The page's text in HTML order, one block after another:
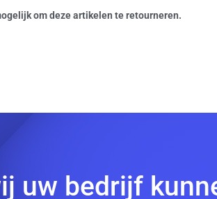
om deze artikelen te retourneren.
uw bedrijf